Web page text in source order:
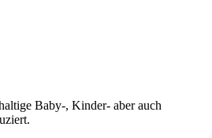
Baby-, Kinder- aber auch